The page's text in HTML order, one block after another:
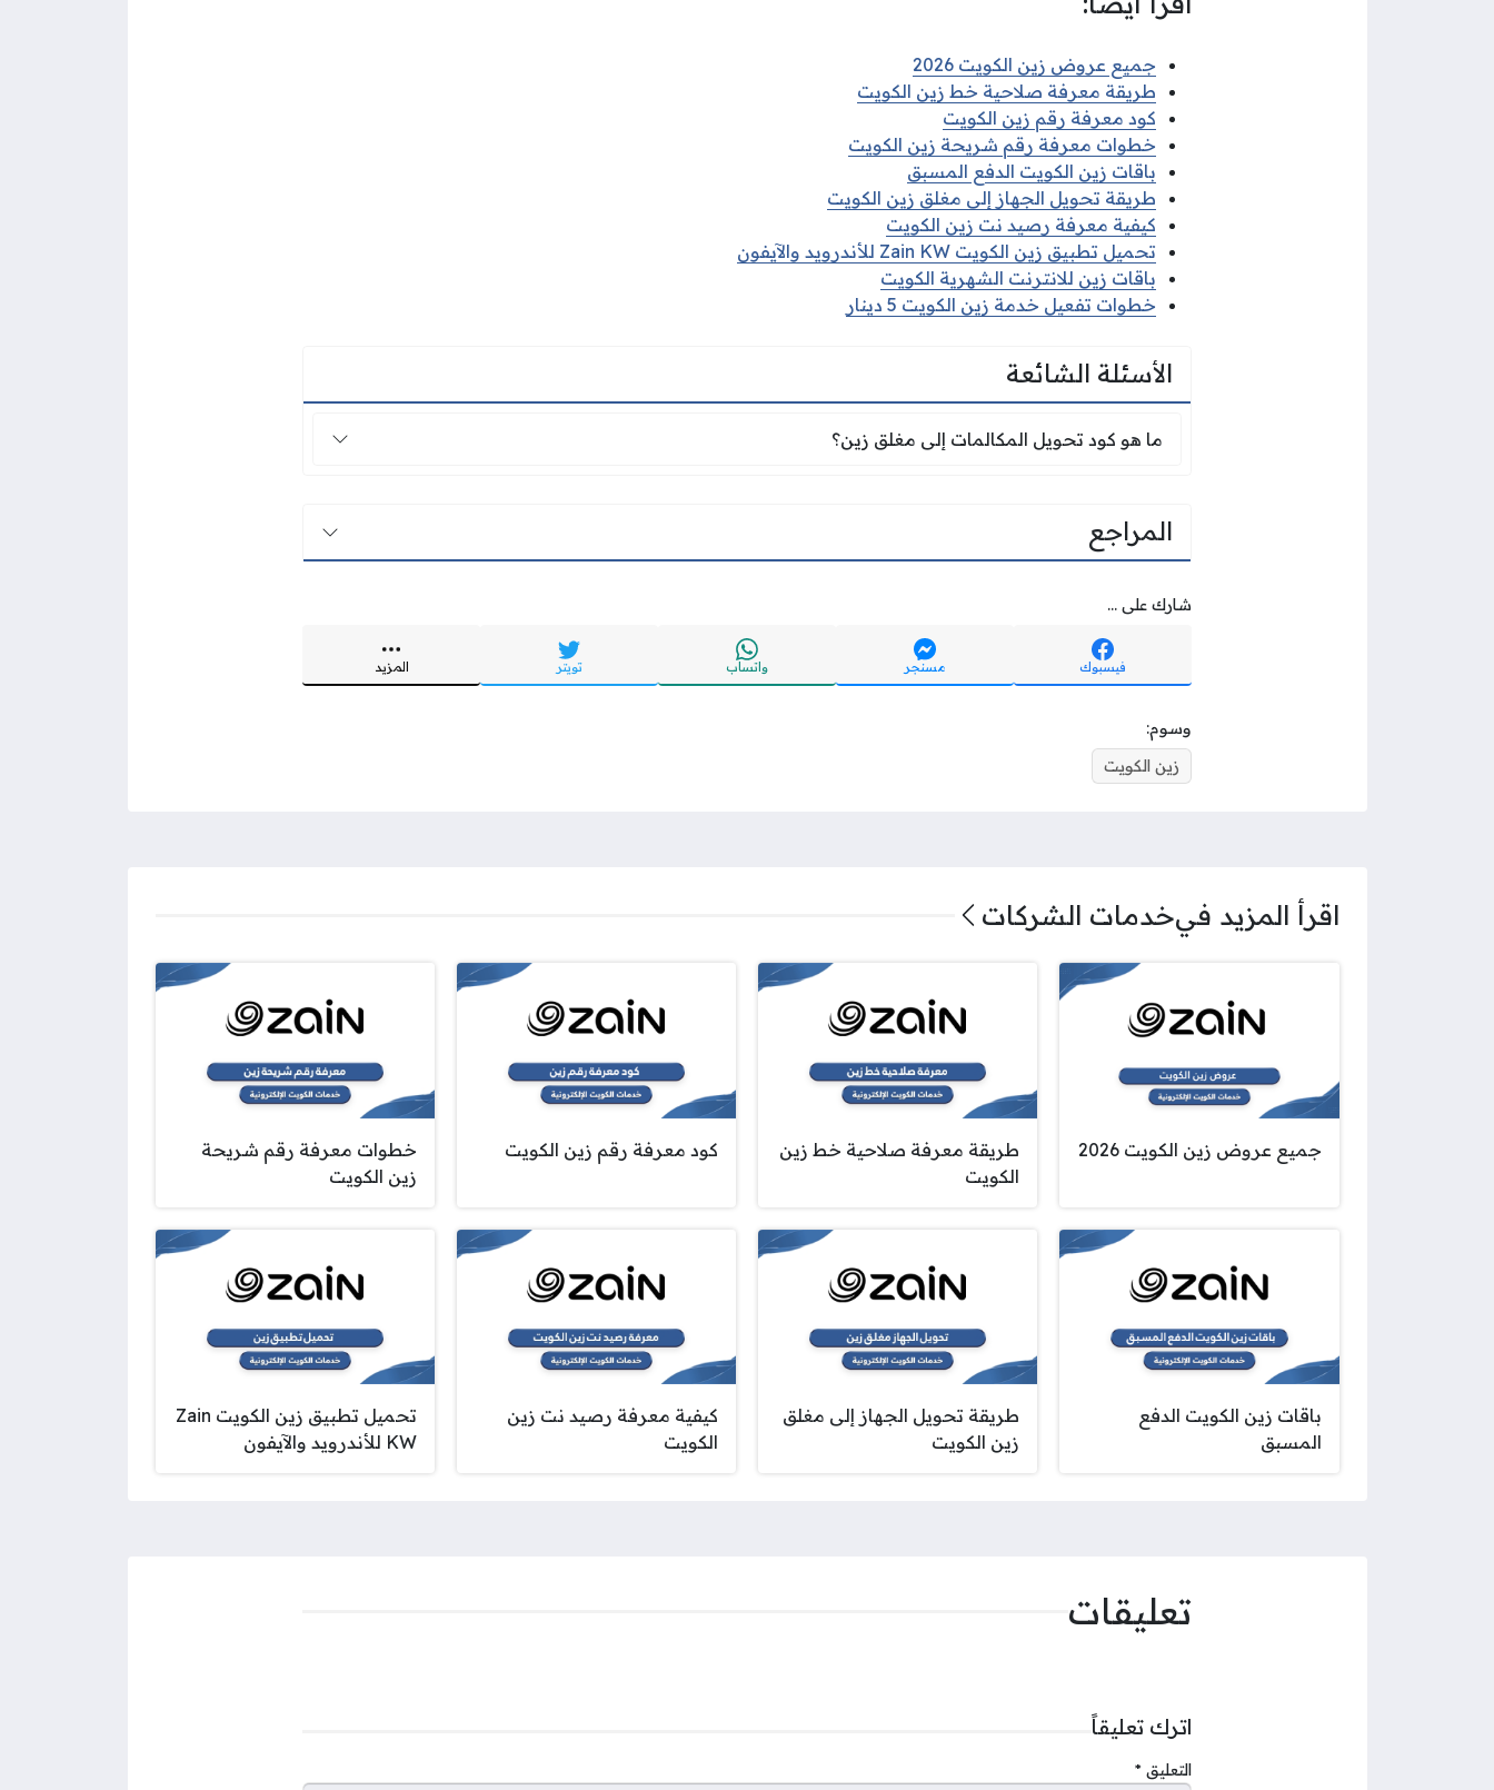
جميع عروض زين الكويت 2026
طريقة معرفة صلاحية خط زين الكويت
كود معرفة رقم زين الكويت
خطوات معرفة رقم شريحة زين الكويت
باقات زين الكويت الدفع المسبق
طريقة تحويل الجهاز إلى مغلق زين الكويت
كيفية معرفة رصيد نت زين الكويت
تحميل تطبيق زين الكويت Zain KW للأندرويد والآيفون
باقات زين للانترنت الشهرية الكويت
خطوات تفعيل خدمة زين الكويت 5 دينار
الأسئلة الشائعة
ما هو كود تحويل المكالمات إلى مغلق زين؟
ما هو كود تحويل المكالمات إلى مغلق زين؟
المراجع
شارك على ...
فيسبوك مسنجر واتساب تويتر المزيد
وسوم:
زين الكويت
اقرأ المزيد فيخدمات الشركات
جميع عروض زين الكويت 2026
طريقة معرفة صلاحية خط زين
الكويت
كود معرفة رقم زين الكويت
خطوات معرفة رقم شريحة
زين الكويت
باقات زين الكويت الدفع
المسبق
طريقة تحويل الجهاز إلى مغلق
زين الكويت
كيفية معرفة رصيد نت زين
الكويت
تحميل تطبيق زين الكويت Zain
KW للأندرويد والآيفون
تعليقات
اترك تعليقاً
التعليق *